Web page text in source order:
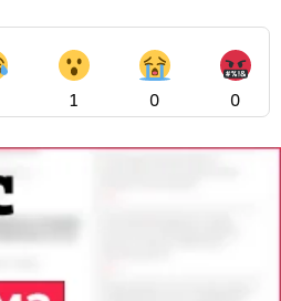
1 0 0